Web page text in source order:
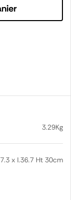
3.29Kg
x l.36.7 Ht 30cm